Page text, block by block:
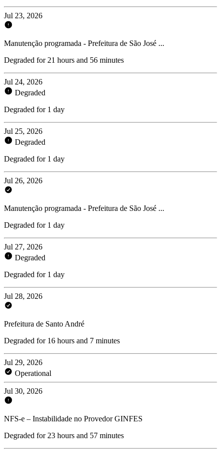
Jul 23, 2026
Manutenção programada - Prefeitura de São José ...
Degraded for 21 hours and 56 minutes
Jul 24, 2026
Degraded
Degraded for 1 day
Jul 25, 2026
Degraded
Degraded for 1 day
Jul 26, 2026
Manutenção programada - Prefeitura de São José ...
Degraded for 1 day
Jul 27, 2026
Degraded
Degraded for 1 day
Jul 28, 2026
Prefeitura de Santo André
Degraded for 16 hours and 7 minutes
Jul 29, 2026
Operational
Jul 30, 2026
NFS-e – Instabilidade no Provedor GINFES
Degraded for 23 hours and 57 minutes